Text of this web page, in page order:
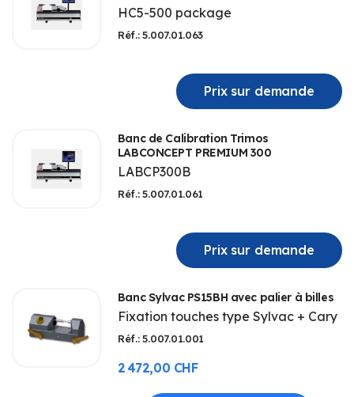
LISTE
D’ENVIE
HC5-500 package
Réf.: 5.007.01.063
Prix sur demande
Banc de Calibration Trimos
LABCONCEPT PREMIUM 300
LABCP300B
Réf.: 5.007.01.061
Prix sur demande
Banc Sylvac PS15BH avec palier à billes
Fixation touches type Sylvac + Cary
Réf.: 5.007.01.001
2 472,00 CHF